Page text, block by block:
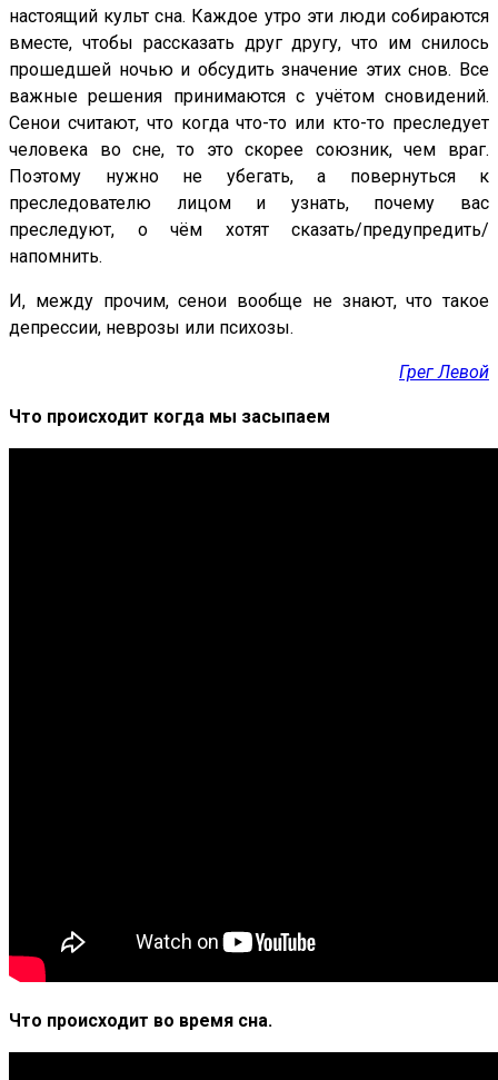
настоящий культ сна. Каждое утро эти люди собираются
вместе, чтобы рассказать друг другу, что им снилось
прошедшей ночью и обсудить значение этих снов. Все
важные решения принимаются с учётом сновидений.
Сенои считают, что когда что-то или кто-то преследует
человека во сне, то это скорее союзник, чем враг.
Поэтому нужно не убегать, а повернуться к
преследователю лицом и узнать, почему вас
преследуют, о чём хотят сказать/предупредить/
напомнить.
И, между прочим, сенои вообще не знают, что такое
депрессии, неврозы или психозы.
Грег Левой
Что происходит когда мы засыпаем
Что происходит во время сна.